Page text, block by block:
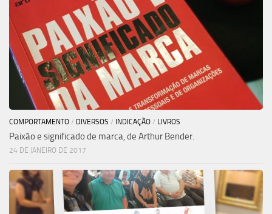
COMPORTAMENTO / DIVERSOS / INDICAÇÃO / LIVROS
Paixão e significado de marca, de Arthur Bender.
24 DE JANEIRO DE 2017